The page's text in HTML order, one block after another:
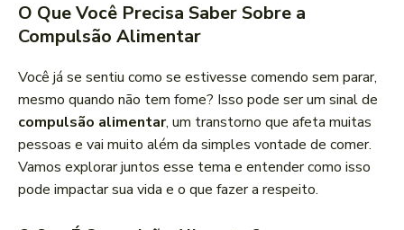
O Que Você Precisa Saber Sobre a
Compulsão Alimentar
Você já se sentiu como se estivesse comendo sem parar,
mesmo quando não tem fome? Isso pode ser um sinal de
compulsão alimentar, um transtorno que afeta muitas
pessoas e vai muito além da simples vontade de comer.
Vamos explorar juntos esse tema e entender como isso
pode impactar sua vida e o que fazer a respeito.